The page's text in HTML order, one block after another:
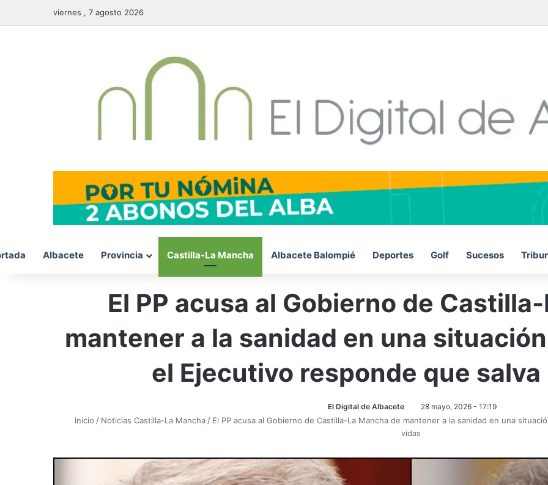
viernes , 7 agosto 2026
Albacete Provincia Castilla-La Mancha Albacete Balompié Deportes Golf Sucesos
El PP acusa al Gobierno de
mantener a la sanidad en una
el Ejecutivo responde que
El Digital de Albacete 28 mayo, 2026 - 17:19
Inicio / Noticias Castilla-La Mancha / El PP acusa al Gobierno de Castilla-La Mancha de mantener a la sanidad en una
vidas